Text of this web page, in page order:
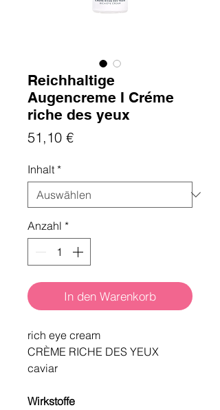
Reichhaltige
Augencreme I Créme
riche des yeux
51,10 €Preis
Inhalt *
Anzahl *
In den Warenkorb
rich eye cream
CRÈME RICHE DES YEUX
caviar
Wirkstoffe